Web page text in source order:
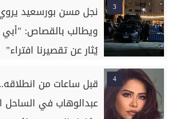
3
نجل مسن بورسعيد يروي
ويطالب بالقصاص:
يُثار عن تقصيرنا افتراء"
4
قبل ساعات من
عبدالوهاب في الساحل